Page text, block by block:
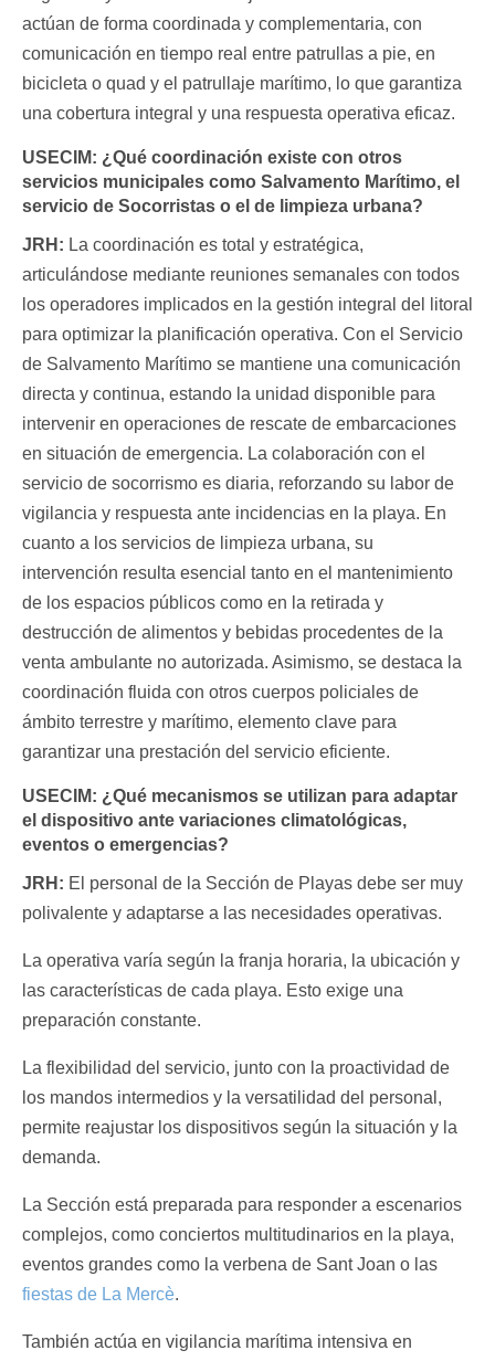
actúan de forma coordinada y complementaria, con
comunicación en tiempo real entre patrullas a pie, en
bicicleta o quad y el patrullaje marítimo, lo que garantiza
una cobertura integral y una respuesta operativa eficaz.
USECIM: ¿Qué coordinación existe con otros
servicios municipales como Salvamento Marítimo, el
servicio de Socorristas o el de limpieza urbana?
JRH: La coordinación es total y estratégica,
articulándose mediante reuniones semanales con todos
los operadores implicados en la gestión integral del litoral
para optimizar la planificación operativa. Con el Servicio
de Salvamento Marítimo se mantiene una comunicación
directa y continua, estando la unidad disponible para
intervenir en operaciones de rescate de embarcaciones
en situación de emergencia. La colaboración con el
servicio de socorrismo es diaria, reforzando su labor de
vigilancia y respuesta ante incidencias en la playa. En
cuanto a los servicios de limpieza urbana, su
intervención resulta esencial tanto en el mantenimiento
de los espacios públicos como en la retirada y
destrucción de alimentos y bebidas procedentes de la
venta ambulante no autorizada. Asimismo, se destaca la
coordinación fluida con otros cuerpos policiales de
ámbito terrestre y marítimo, elemento clave para
garantizar una prestación del servicio eficiente.
USECIM: ¿Qué mecanismos se utilizan para adaptar
el dispositivo ante variaciones climatológicas,
eventos o emergencias?
JRH: El personal de la Sección de Playas debe ser muy
polivalente y adaptarse a las necesidades operativas.
La operativa varía según la franja horaria, la ubicación y
las características de cada playa. Esto exige una
preparación constante.
La flexibilidad del servicio, junto con la proactividad de
los mandos intermedios y la versatilidad del personal,
permite reajustar los dispositivos según la situación y la
demanda.
La Sección está preparada para responder a escenarios
complejos, como conciertos multitudinarios en la playa,
eventos grandes como la verbena de Sant Joan o las
fiestas de La Mercè.
También actúa en vigilancia marítima intensiva en